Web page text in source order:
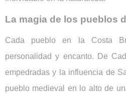
La magia de los pueblos
Cada pueblo en la Costa
personalidad y encanto. De
empedradas y la influencia de
pueblo medieval en lo alto de